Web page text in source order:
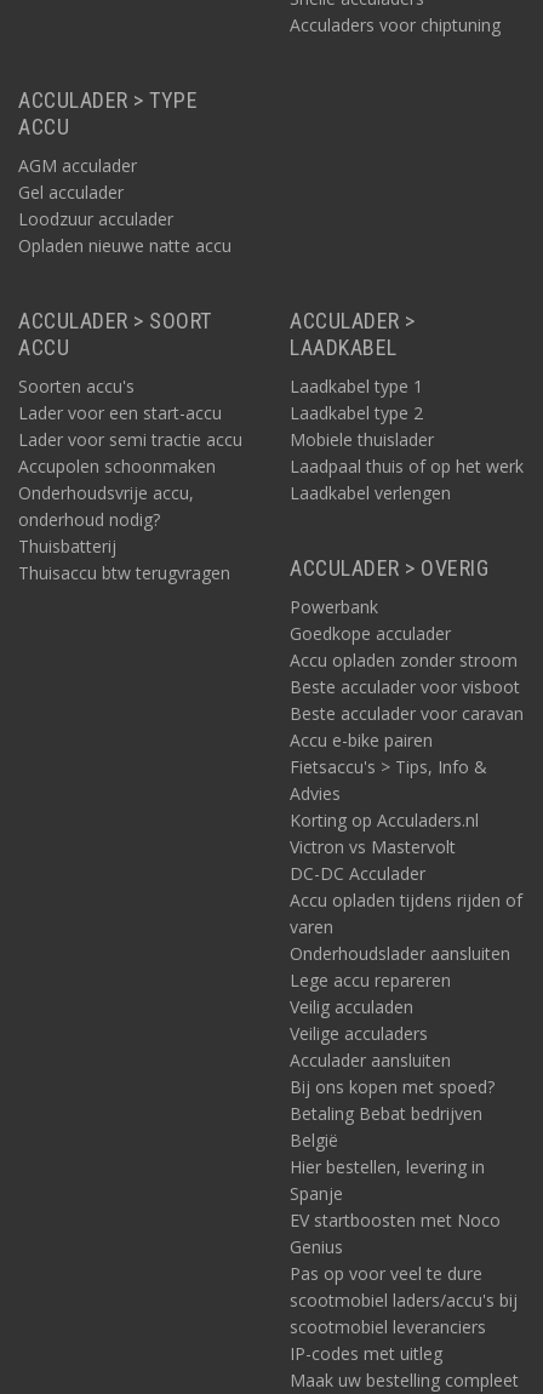
Acculaders voor chiptuning
ACCULADER > TYPE
ACCU
AGM acculader
Gel acculader
Loodzuur acculader
Opladen nieuwe natte accu
ACCULADER > SOORT
ACCU
Soorten accu's
Lader voor een start-accu
Lader voor semi tractie accu
Accupolen schoonmaken
Onderhoudsvrije accu,
onderhoud nodig?
Thuisbatterij
Thuisaccu btw terugvragen
ACCULADER >
LAADKABEL
Laadkabel type 1
Laadkabel type 2
Mobiele thuislader
Laadpaal thuis of op het werk
Laadkabel verlengen
ACCULADER > OVERIG
Powerbank
Goedkope acculader
Accu opladen zonder stroom
Beste acculader voor visboot
Beste acculader voor caravan
Accu e-bike pairen
Fietsaccu's > Tips, Info &
Advies
Korting op Acculaders.nl
Victron vs Mastervolt
DC-DC Acculader
Accu opladen tijdens rijden of
varen
Onderhoudslader aansluiten
Lege accu repareren
Veilig acculaden
Veilige acculaders
Acculader aansluiten
Bij ons kopen met spoed?
Betaling Bebat bedrijven
België
Hier bestellen, levering in
Spanje
EV startboosten met Noco
Genius
Pas op voor veel te dure
scootmobiel laders/accu's bij
scootmobiel leveranciers
IP-codes met uitleg
Maak uw bestelling compleet